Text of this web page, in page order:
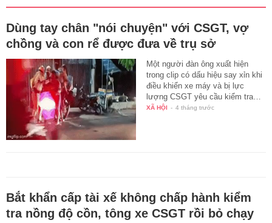
Dùng tay chân "nói chuyện" với CSGT, vợ
chồng và con rể được đưa về trụ sở
Một người đàn ông xuất hiện
trong clip có dấu hiệu say xỉn khi
điều khiển xe máy và bị lực
lượng CSGT yêu cầu kiểm tra…
XÃ HỘI - 4 tháng trước
Bắt khẩn cấp tài xế không chấp hành kiểm
tra nồng độ cồn, tông xe CSGT rồi bỏ chạy